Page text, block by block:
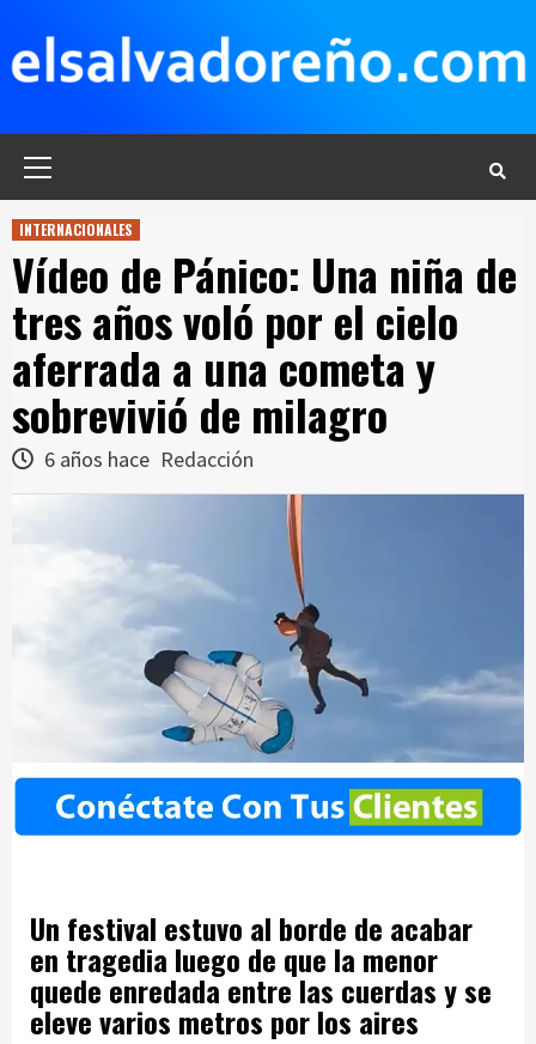
contenido
INTERNACIONALES
Vídeo de Pánico: Una niña de
tres años voló por el cielo
aferrada a una cometa y
sobrevivió de milagro
6 años hace Redacción
Un festival estuvo al borde de acabar
en tragedia luego de que la menor
quede enredada entre las cuerdas y se
eleve varios metros por los aires